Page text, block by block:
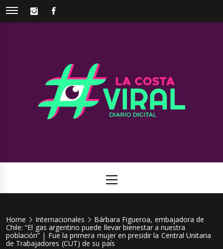
Skip
INSTAGRAM
Viral
Menu
Home Internacionales
Bárbara Figueroa, embajadora de
Chile: “El gas argentino puede llevar bienestar a nuestra
población” | Fue la primera mujer en presidir la Central Unitaria
de Trabajadores (CUT) de su país